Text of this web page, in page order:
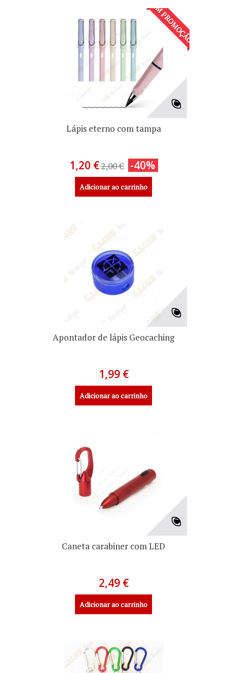
EM PROMOÇÃO!
Lápis eterno com tampa
1,20 €2,00 € -40%
Adicionar ao carrinho
Apontador de lápis Geocaching
1,99 €
Adicionar ao carrinho
Caneta carabiner com LED
2,49 €
Adicionar ao carrinho